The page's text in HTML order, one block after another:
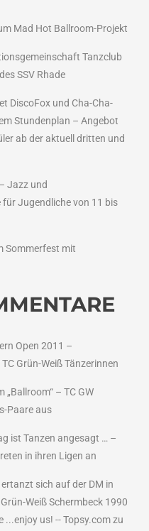
Mad Hot Ballroom-Projekt
Tanzclub
SSV Rhade
DiscoFox und Cha-Cha-
Stundenplan – Angebot
ab der aktuell dritten und
Jazz und
Jugendliche von 11 bis
Sommerfest mit
Open 2011 –
Grün-Weiß Tänzerinnen
„Ballroom“ – TC GW
Paare aus
ist Tanzen angesagt … –
in ihren Ligen an
sich auf der DM in
Weiß Schermbeck 1990
...enjoy us! -- Topsy.comzu